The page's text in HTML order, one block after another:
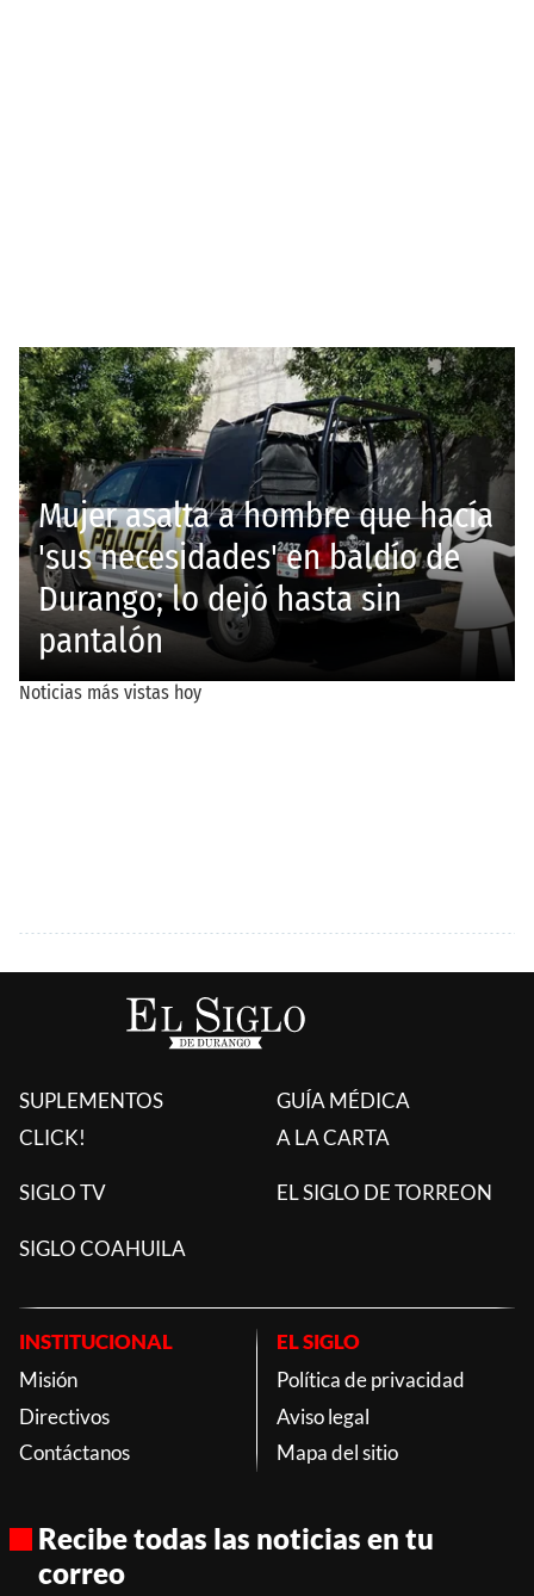
SUPLEMENTOS
CLICK!
GUÍA MÉDICA
A LA CARTA
SIGLO TV EL SIGLO DE TORREON
SIGLO COAHUILA
INSTITUCIONAL
Misión
Directivos
Contáctanos
EL SIGLO
Política de privacidad
Aviso legal
Mapa del sitio
Recibe todas las noticias en tu
correo